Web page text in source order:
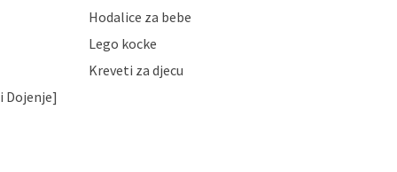
Hodalice za bebe
Lego kocke
Kreveti za djecu
Dojenje]